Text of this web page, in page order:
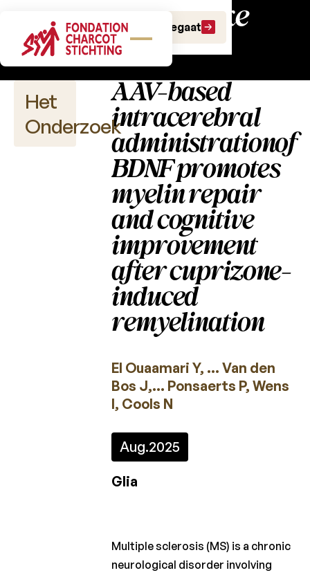
Doe een gift Doe een legaat
Wetenschappelijke
publicaties
Het
Onderzoek
Wetenschappelijke
AAV-based
intracerebral
administrationof
BDNF promotes
myelin repair
and cognitive
improvement
after cuprizone-
induced
remyelination
El Ouaamari Y, … Van den
Bos J,… Ponsaerts P, Wens
I, Cools N
Aug.2025
Glia
Multiple sclerosis (MS) is a chronic
neurological disorder involving